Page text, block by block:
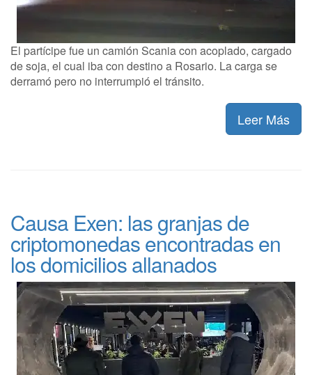
El partícipe fue un camión Scania con acoplado, cargado
de soja, el cual iba con destino a Rosario. La carga se
derramó pero no interrumpió el tránsito.
Leer Más
Causa Exen: las granjas de
criptomonedas encontradas en
los domicilios allanados